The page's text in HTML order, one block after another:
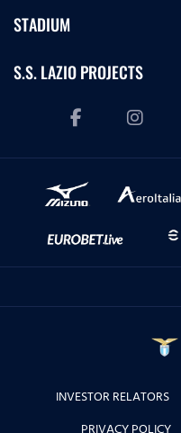
STADIUM
S.S. LAZIO PROJECTS
INVESTOR RELATORS